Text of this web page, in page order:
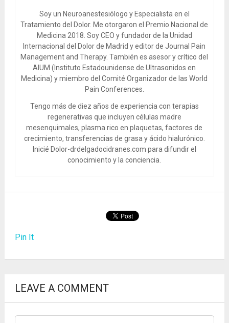
Soy un Neuroanestesiólogo y Especialista en el
Tratamiento del Dolor. Me otorgaron el Premio Nacional de
Medicina 2018. Soy CEO y fundador de la Unidad
Internacional del Dolor de Madrid y editor de Journal Pain
Management and Therapy. También es asesor y crítico del
AIUM (Instituto Estadounidense de Ultrasonidos en
Medicina) y miembro del Comité Organizador de las World
Pain Conferences.
Tengo más de diez años de experiencia con terapias
regenerativas que incluyen células madre
mesenquimales, plasma rico en plaquetas, factores de
crecimiento, transferencias de grasa y ácido hialurónico.
Inicié Dolor-drdelgadocidranes.com para difundir el
conocimiento y la conciencia.
Pin It
LEAVE A COMMENT